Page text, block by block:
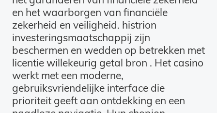
en het waarborgen van financiële
zekerheid en veiligheid. histrion
investeringsmaatschappij zijn
beschermen en wedden op betrekken met
licentie willekeurig getal bron . Het casino
werkt met een moderne,
gebruiksvriendelijke interface die
prioriteit geeft aan ontdekking en een